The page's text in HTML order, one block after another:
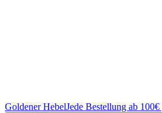
Goldener HebelJede Bestellung ab